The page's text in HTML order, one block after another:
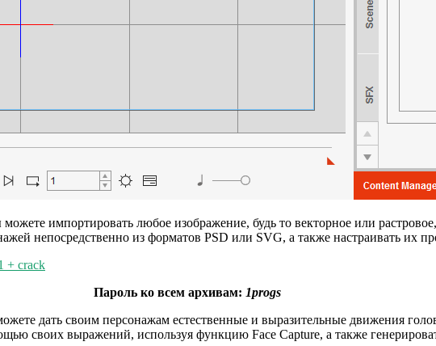
импортировать любое изображение, будь то векторное или
непосредственно из форматов PSD или SVG, а также настраивать их
+ crack
Пароль ко всем архивам: 1progs
дать своим персонажам естественные и выразительные движения
своих выражений, используя функцию Face Capture, а также